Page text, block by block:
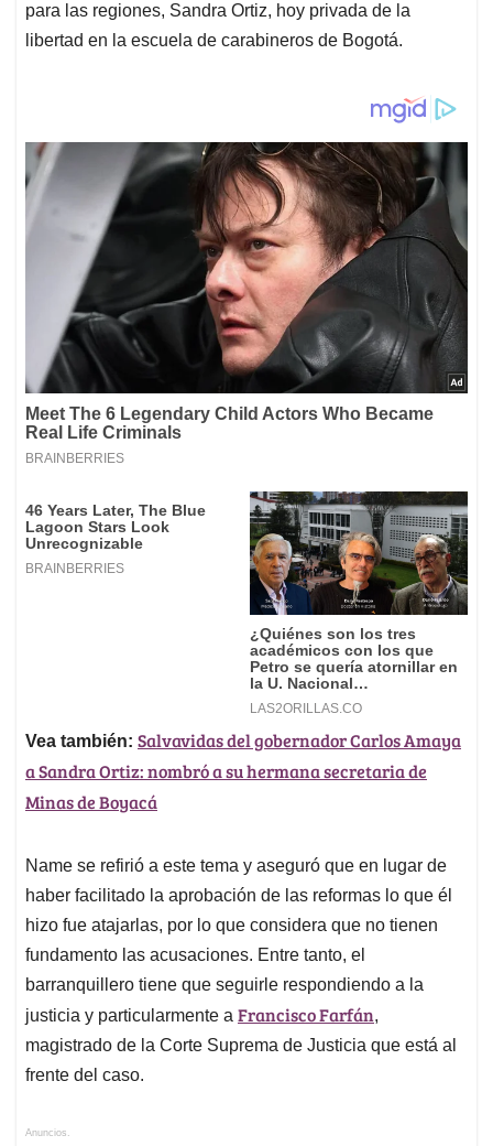
para las regiones, Sandra Ortiz, hoy privada de la
libertad en la escuela de carabineros de Bogotá.
Vea también: Salvavidas del gobernador Carlos Amaya
a Sandra Ortiz: nombró a su hermana secretaria de
Minas de Boyacá
Name se refirió a este tema y aseguró que en lugar de
haber facilitado la aprobación de las reformas lo que él
hizo fue atajarlas, por lo que considera que no tienen
fundamento las acusaciones. Entre tanto, el
barranquillero tiene que seguirle respondiendo a la
justicia y particularmente a Francisco Farfán,
magistrado de la Corte Suprema de Justicia que está al
frente del caso.
Anuncios.